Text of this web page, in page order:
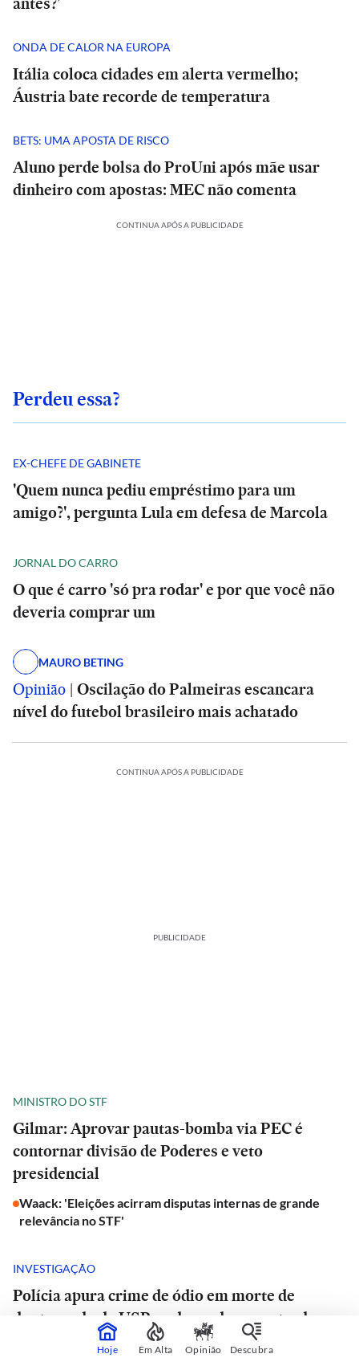
ONDA DE CALOR NA EUROPA
Itália coloca cidades em alerta vermelho;
Áustria bate recorde de temperatura
BETS: UMA APOSTA DE RISCO
Aluno perde bolsa do ProUni após mãe usar
dinheiro com apostas: MEC não comenta
CONTINUA APÓS A PUBLICIDADE
Perdeu essa?
EX-CHEFE DE GABINETE
'Quem nunca pediu empréstimo para um
amigo?', pergunta Lula em defesa de Marcola
JORNAL DO CARRO
O que é carro 'só pra rodar' e por que você não
deveria comprar um
MAURO BETING
Opinião | Oscilação do Palmeiras escancara
nível do futebol brasileiro mais achatado
CONTINUA APÓS A PUBLICIDADE
PUBLICIDADE
MINISTRO DO STF
Gilmar: Aprovar pautas-bomba via PEC é
contornar divisão de Poderes e veto
presidencial
Waack: 'Eleições acirram disputas internas de grande
relevância no STF'
INVESTIGAÇÃO
Polícia apura crime de ódio em morte de
doutorando da USP e advogado encontrado
morto em estrada de São Paulo
Hoje Em Alta Opinião Descubra